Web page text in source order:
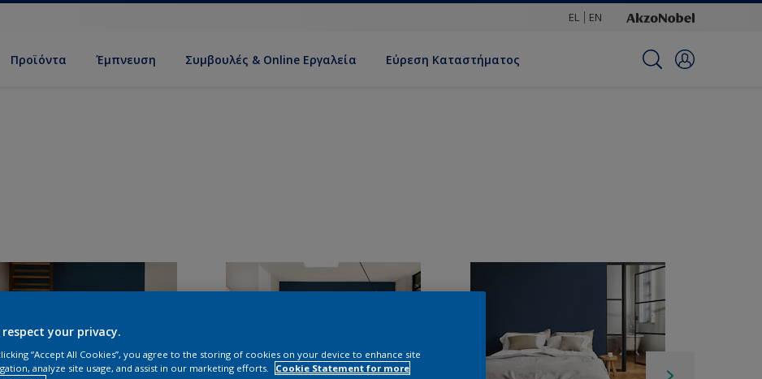
EL EN
Προϊόντα Έμπνευση Συμβουλές & Online Εργαλεία Εύρεση Καταστήματος
respect your privacy.
“Accept All Cookies”, you agree to the storing of cookies on your device to enhance site
analyze site usage, and assist in our marketing efforts.
Cookie Statement for more